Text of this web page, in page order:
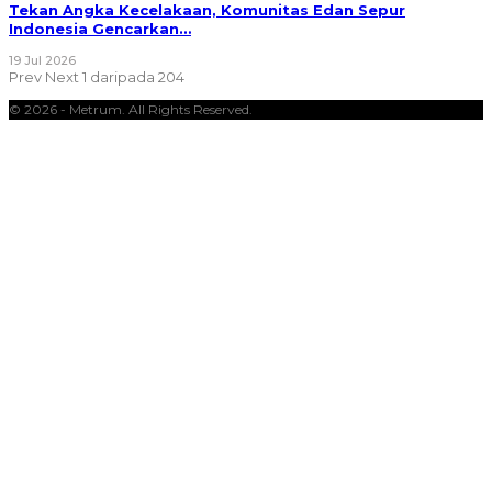
Tekan Angka Kecelakaan, Komunitas Edan Sepur
Indonesia Gencarkan…
19 Jul 2026
Prev Next1 daripada 204
© 2026 - Metrum. All Rights Reserved.